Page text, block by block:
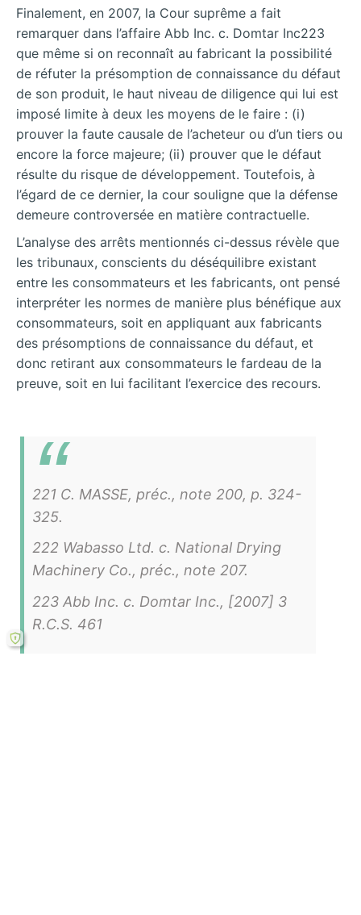
Finalement, en 2007, la Cour suprême a fait
remarquer dans l’affaire Abb Inc. c. Domtar Inc223
que même si on reconnaît au fabricant la possibilité
de réfuter la présomption de connaissance du défaut
de son produit, le haut niveau de diligence qui lui est
imposé limite à deux les moyens de le faire : (i)
prouver la faute causale de l’acheteur ou d’un tiers ou
encore la force majeure; (ii) prouver que le défaut
résulte du risque de développement. Toutefois, à
l’égard de ce dernier, la cour souligne que la défense
demeure controversée en matière contractuelle.
L’analyse des arrêts mentionnés ci-dessus révèle que
les tribunaux, conscients du déséquilibre existant
entre les consommateurs et les fabricants, ont pensé
interpréter les normes de manière plus bénéfique aux
consommateurs, soit en appliquant aux fabricants
des présomptions de connaissance du défaut, et
donc retirant aux consommateurs le fardeau de la
preuve, soit en lui facilitant l’exercice des recours.
221 C. MASSE, préc., note 200, p. 324-
325.
222 Wabasso Ltd. c. National Drying
Machinery Co., préc., note 207.
223 Abb Inc. c. Domtar Inc., [2007] 3
R.C.S. 461